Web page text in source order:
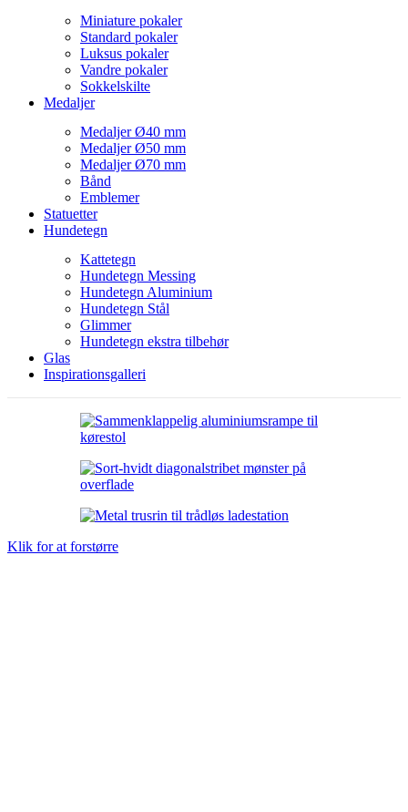
Miniature pokaler
Standard pokaler
Luksus pokaler
Vandre pokaler
Sokkelskilte
Medaljer
Medaljer Ø40 mm
Medaljer Ø50 mm
Medaljer Ø70 mm
Bånd
Emblemer
Statuetter
Hundetegn
Kattetegn
Hundetegn Messing
Hundetegn Aluminium
Hundetegn Stål
Glimmer
Hundetegn ekstra tilbehør
Glas
Inspirationsgalleri
Klik for at forstørre